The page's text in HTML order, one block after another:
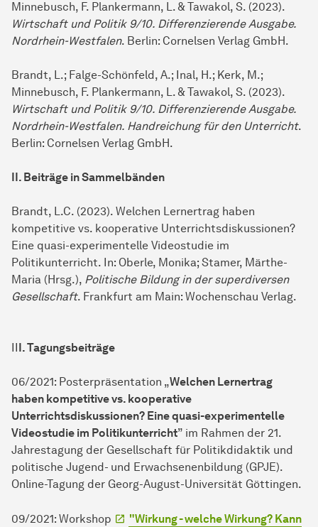
Minnebusch, F. Plankermann, L. & Tawakol, S. (2023).
Wirtschaft und Politik 9/10. Differenzierende Ausgabe.
Nordrhein-Westfalen. Berlin: Cornelsen Verlag GmbH.
Brandt, L.; Falge-Schönfeld, A.; Inal, H.; Kerk, M.;
Minnebusch, F. Plankermann, L. & Tawakol, S. (2023).
Wirtschaft und Politik 9/10. Differenzierende Ausgabe.
Nordrhein-Westfalen. Handreichung für den Unterricht.
Berlin: Cornelsen Verlag GmbH.
II. Beiträge in Sammelbänden
Brandt, L.C. (2023). Welchen Lernertrag haben
kompetitive vs. kooperative Unterrichtsdiskussionen?
Eine quasi-experimentelle Videostudie im
Politikunterricht. In: Oberle, Monika; Stamer, Märthe-
Maria (Hrsg.), Politische Bildung in der superdiversen
Gesellschaft. Frankfurt am Main: Wochenschau Verlag.
III. Tagungsbeiträge
06/2021: Posterpräsentation „Welchen Lernertrag
haben kompetitive vs. kooperative
Unterrichtsdiskussionen? Eine quasi-experimentelle
Videostudie im Politikunterricht” im Rah­men der 21.
Jahrestagung der Ge­sell­schaft für Politikdidaktik und
politische Jugend- und Erwachsenenbildung (GPJE).
Online-Tagung der Georg-August-Uni­ver­si­tät Göttingen.
09/2021: Workshop
"Wirkung - wel­che Wirkung? Kann